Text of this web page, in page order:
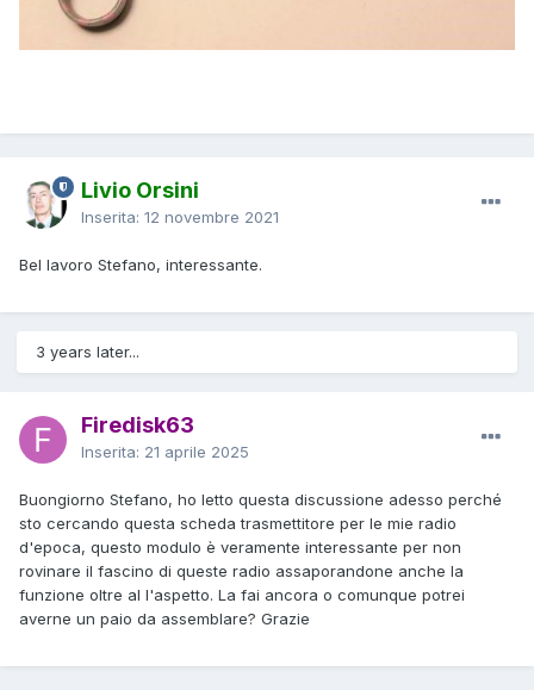
Livio Orsini
Inserita: 12 novembre 2021
Bel lavoro Stefano, interessante.
3 years later...
Firedisk63
Inserita: 21 aprile 2025
Buongiorno Stefano, ho letto questa discussione adesso perché
sto cercando questa scheda trasmettitore per le mie radio
d'epoca, questo modulo è veramente interessante per non
rovinare il fascino di queste radio assaporandone anche la
funzione oltre al l'aspetto. La fai ancora o comunque potrei
averne un paio da assemblare? Grazie